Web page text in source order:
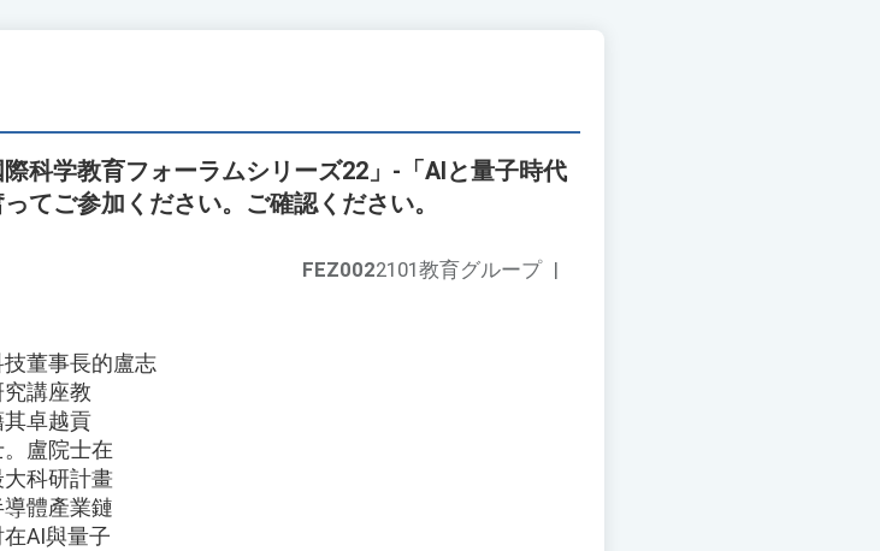
科学教育フォーラムシリーズ22」-「AIと量子時代
てご参加ください。ご確認ください。
FEZ0022101教育グループ |
董事長的盧志
講座教
卓越貢
盧院士在
科研計畫
導體產業鏈
AI與量子